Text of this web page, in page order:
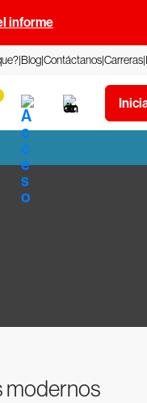
informe
BlogContáctanosCarreras
modernos